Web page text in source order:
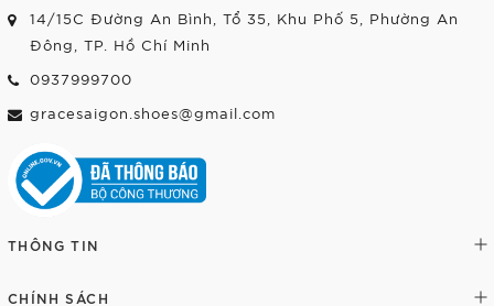
14/15C Đường An Bình, Tổ 35, Khu Phố 5, Phường An
Đông, TP. Hồ Chí Minh
0937999700
gracesaigon.shoes@gmail.com
THÔNG TIN
CHÍNH SÁCH